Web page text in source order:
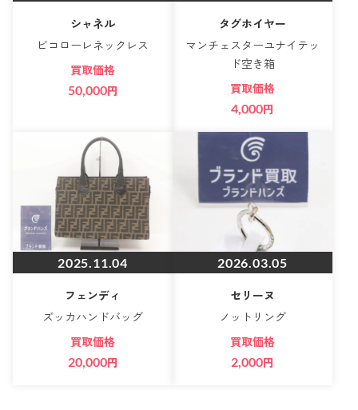
シャネル
ビコローレネックレス
買取価格
50,000円
タグホイヤー
マンチェスターユナイテッ
ド空き箱
買取価格
4,000円
2025.11.04
フェンディ
ズッカハンドバッグ
買取価格
20,000円
2026.03.05
セリーヌ
ノットリング
買取価格
2,000円